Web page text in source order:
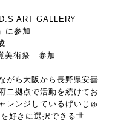
ART GALLERY
に参加
美術祭 参加
がら大阪から長野県安曇
二拠点で活動を続けてお
レンジしているげいじゅ
好きに選択できる世